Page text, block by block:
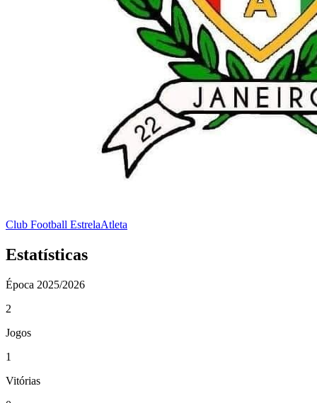
Club Football EstrelaAtleta
Estatísticas
Época 2025/2026
2
Jogos
1
Vitórias